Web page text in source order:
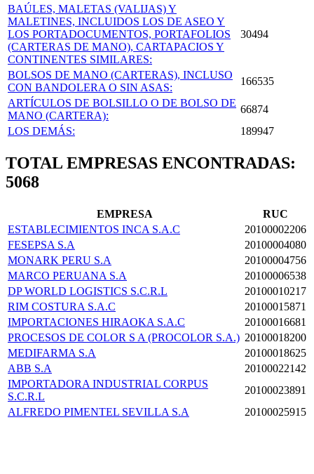
BAÚLES, MALETAS (VALIJAS) Y
MALETINES, INCLUIDOS LOS DE ASEO Y
LOS PORTADOCU­MENTOS, PORTAFOLIOS
(CARTERAS DE MANO), CARTAPACIOS Y
CONTINENTES SIMILARES:
30494
BOLSOS DE MANO (CARTERAS), INCLUSO
CON BANDOLERA O SIN ASAS:
166535
ARTÍCULOS DE BOLSILLO O DE BOLSO DE
MANO (CARTERA):
66874
LOS DEMÁS:
189947
TOTAL EMPRESAS ENCONTRADAS:
5068
EMPRESA
RUC
ESTABLECIMIENTOS INCA S.A.C
20100002206
FESEPSA S.A
20100004080
MONARK PERU S.A
20100004756
MARCO PERUANA S.A
20100006538
DP WORLD LOGISTICS S.C.R.L
20100010217
RIM COSTURA S.A.C
20100015871
IMPORTACIONES HIRAOKA S.A.C
20100016681
PROCESOS DE COLOR S A (PROCOLOR S.A.) 20100018200
MEDIFARMA S.A
20100018625
ABB S.A
20100022142
IMPORTADORA INDUSTRIAL CORPUS
S.C.R.L
20100023891
ALFREDO PIMENTEL SEVILLA S.A
20100025915